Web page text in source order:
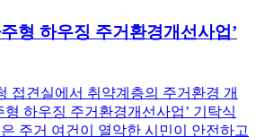
형 하우징 주거환경개선사업’
접견실에서 취약계층의 주거환경 개
형 하우징 주거환경개선사업’ 기탁식
주거 여건이 열악한 시민이 안전하고